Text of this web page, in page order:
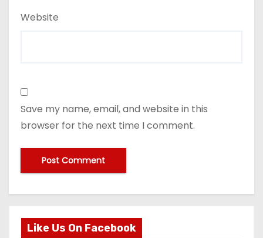
Website
Save my name, email, and website in this
browser for the next time I comment.
Like Us On Facebook